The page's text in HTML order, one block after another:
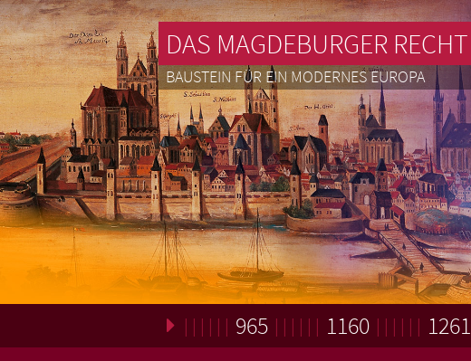
DAS MAGDEBURGER RECHT
BAUSTEIN FÜR EIN MODERNES EUROPA
965 1160 1261
Loading. Please wait.